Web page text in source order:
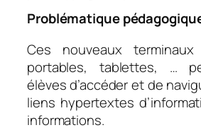
Problématique
Ces nouveaux terminaux
portables, tablettes, …
élèves d’accéder et de
liens hypertextes
informations.